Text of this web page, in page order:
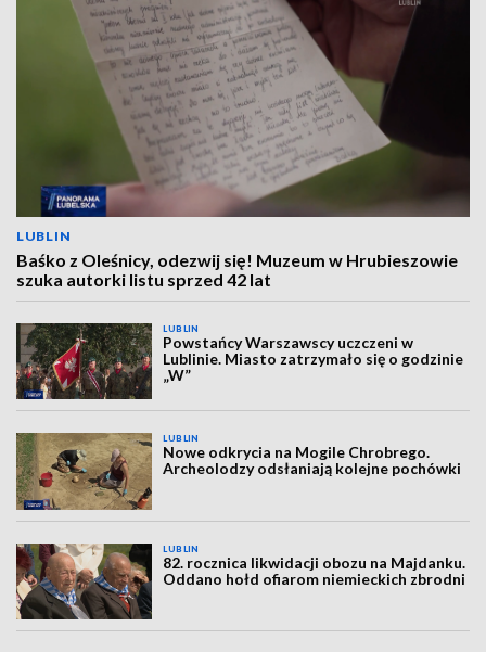
LUBLIN
Baśko z Oleśnicy, odezwij się! Muzeum w Hrubieszowie
szuka autorki listu sprzed 42 lat
LUBLIN
Powstańcy Warszawscy uczczeni w
Lublinie. Miasto zatrzymało się o godzinie
„W”
LUBLIN
Nowe odkrycia na Mogile Chrobrego.
Archeolodzy odsłaniają kolejne pochówki
LUBLIN
82. rocznica likwidacji obozu na Majdanku.
Oddano hołd ofiarom niemieckich zbrodni